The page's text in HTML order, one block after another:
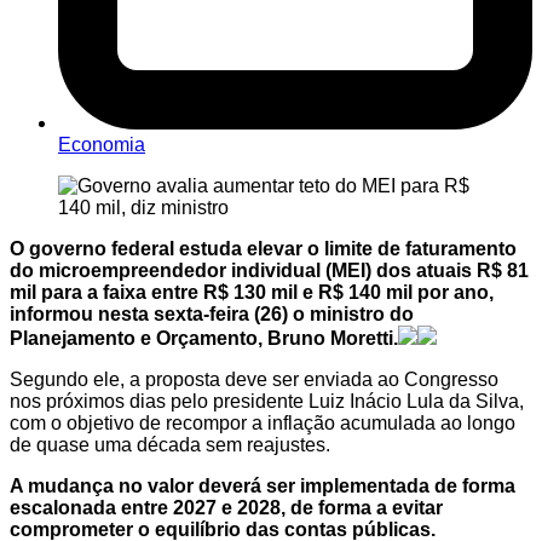
Economia
O governo federal estuda elevar o limite de faturamento
do microempreendedor individual (MEI) dos atuais R$ 81
mil para a faixa entre R$ 130 mil e R$ 140 mil por ano,
informou nesta sexta-feira (26) o ministro do
Planejamento e Orçamento, Bruno Moretti.
Segundo ele, a proposta deve ser enviada ao Congresso
nos próximos dias pelo presidente Luiz Inácio Lula da Silva,
com o objetivo de recompor a inflação acumulada ao longo
de quase uma década sem reajustes.
A mudança no valor deverá ser implementada de forma
escalonada entre 2027 e 2028, de forma a evitar
comprometer o equilíbrio das contas públicas.